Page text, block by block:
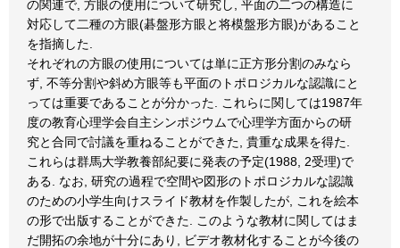
の関連で, 方眼の使用について研究し, 平面の二つの構造に
対応して二種の方眼(碁盤形方眼と将模盤形方眼)があること
を指摘した.
それぞれの方眼の使用については単に正方形分割のみなら
ず, 不等分割や斜め方眼等も平面のトポロジカルな認識にと
っては重要であることが分かった. これらに関しては1987年
度の教育心理学会自主シンポジウムで心理学方面からの研
究と合同で討議を重ねることができた, 貴重な成果を得た.
これらは群馬大学教養部紀要に発表の予定(1988, 2受理)で
ある. なお, 研究の過程で空間や図形のトポロジカルな認識
のための小学生向けスライド教材を作製したが, これを絵本
の形で出版することができた. このような教材に関してはま
だ開拓の余地が十分にあり, ビデオ教材化することが今後の